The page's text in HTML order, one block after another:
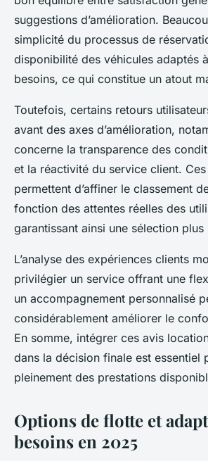
suggestions d’amélioration.
simplicité du processus de
disponibilité des véhicules adaptés
besoins, ce qui constitue un atout
Toutefois, certains retours
avant des axes d’amélioration,
concerne la transparence des
et la réactivité du service client.
permettent d’affiner le classement
fonction des attentes réelles des
garantissant ainsi une sélection plus
L’analyse des expériences clients
privilégier un service offrant une
un accompagnement personnalisé
considérablement améliorer le
En somme, intégrer ces avis
dans la décision finale est essentiel
pleinement des prestations
Options de flotte et
besoins en 2025